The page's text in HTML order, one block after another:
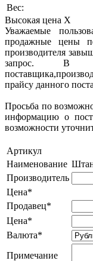
Вес:
Высокая цена X
Уважаемые
продажные цены
производителя
запрос. В
прайсу данного
Просьба по
информацию о
возможности
Артикул
Наименование
Производитель
Цена*
Продавец*
Цена*
Валюта*
Примечание